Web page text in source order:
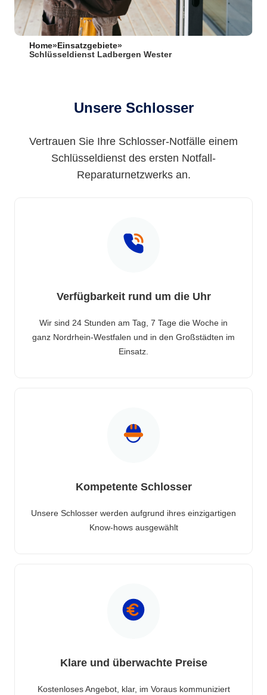
Home» Einsatzgebiete»
Schlüsseldienst Ladbergen Wester
Unsere Schlosser
Vertrauen Sie Ihre Schlosser-Notfälle einem
Schlüsseldienst des ersten Notfall-
Reparaturnetzwerks an.
Verfügbarkeit rund um die Uhr
Wir sind 24 Stunden am Tag, 7 Tage die Woche in
ganz Nordrhein-Westfalen und in den Großstädten im
Einsatz.
Kompetente Schlosser
Unsere Schlosser werden aufgrund ihres einzigartigen
Know-hows ausgewählt
Klare und überwachte Preise
Kostenloses Angebot, klar, im Voraus kommuniziert